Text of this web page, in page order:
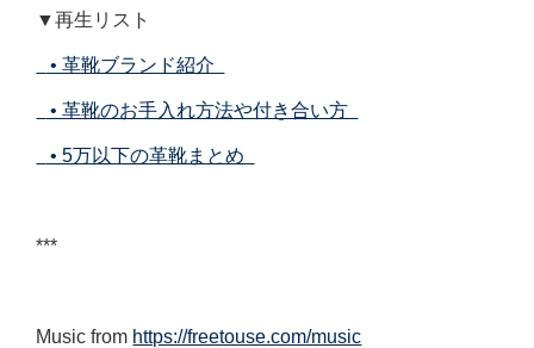
▼再生リスト
• 革靴ブランド紹介
• 革靴のお手入れ方法や付き合い方
• 5万以下の革靴まとめ
***
Music from https://freetouse.com/music